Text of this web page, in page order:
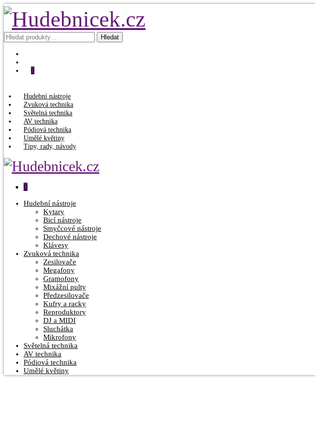
Hledat: Hledat
0
Hudební nástroje
Zvuková technika
Světelná technika
AV technika
Pódiová technika
Umělé květiny
Tipy, rady, návody
0
Hudební nástroje
Kytary
Bicí nástroje
Smyčcové nástroje
Dechové nástroje
Klávesy
Zvuková technika
Zesilovače
Megafony
Gramofony
Mixážní pulty
Předzesilovače
Kufry a racky
Reproduktory
DJ a MIDI
Sluchátka
Mikrofony
Světelná technika
AV technika
Pódiová technika
Umělé květiny